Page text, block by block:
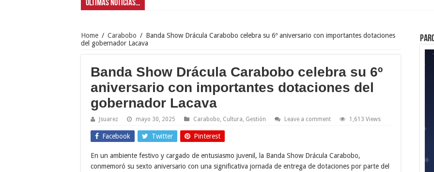
Últimas Noticias...
Home / Carabobo / Banda Show Drácula Carabobo celebra su 6º aniversario con importantes dotaciones
del gobernador Lacava
Banda Show Drácula Carabobo celebra su 6º
aniversario con importantes dotaciones del
gobernador Lacava
Jsuarez mayo 30, 2025 Carabobo Cultura Gestión Leave a comment 1,613 Views
Facebook Twitter Pinterest
En un ambiente festivo y cargado de entusiasmo juvenil, la Banda Show Drácula Carabobo,
conmemoró su sexto aniversario con una significativa jornada de entrega de dotaciones por parte del